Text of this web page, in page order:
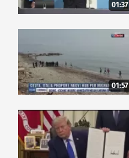
01:37
01:57